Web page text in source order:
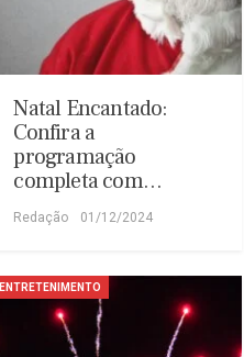
Natal Encantado:
Confira a
programação
completa com…
Redação 01/12/2024
ENTRETENIMENTO